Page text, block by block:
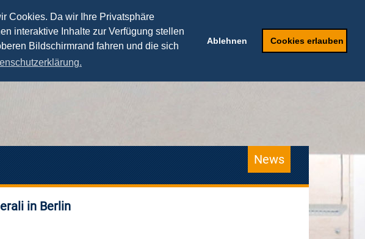
Cookies. Da wir Ihre Privatsphäre
interaktive Inhalte zur Verfügung stellen
Bildschirmrand fahren und die sich
Ablehnen Cookies erlauben
Fernstudium Speaker Anfragen
News
in Berlin